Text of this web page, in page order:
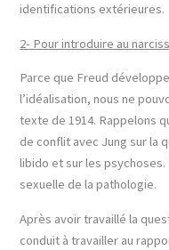
identifications extérieures.
2- Pour introduire au
Parce que Freud
l’idéalisation, nous ne
texte de 1914. Rappelons
de conflit avec Jung sur la
libido et sur les
sexuelle de la pathologie.
Après avoir travaillé la
conduit à travailler au